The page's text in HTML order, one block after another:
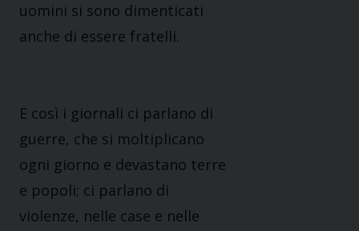
uomini si sono dimenticati
anche di essere fratelli.
E così i giornali ci parlano di
guerre, che si moltiplicano
ogni giorno e devastano terre
e popoli; ci parlano di
violenze, nelle case e nelle